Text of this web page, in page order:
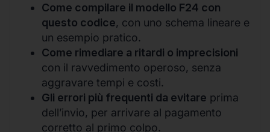
Come compilare il modello F24 con
questo codice, con uno schema lineare e
un esempio pratico.
Come rimediare a ritardi o imprecisioni
con il ravvedimento operoso, senza
aggravare tempi e costi.
Gli errori più frequenti da evitare prima
dell’invio, per arrivare al pagamento
corretto al primo colpo.